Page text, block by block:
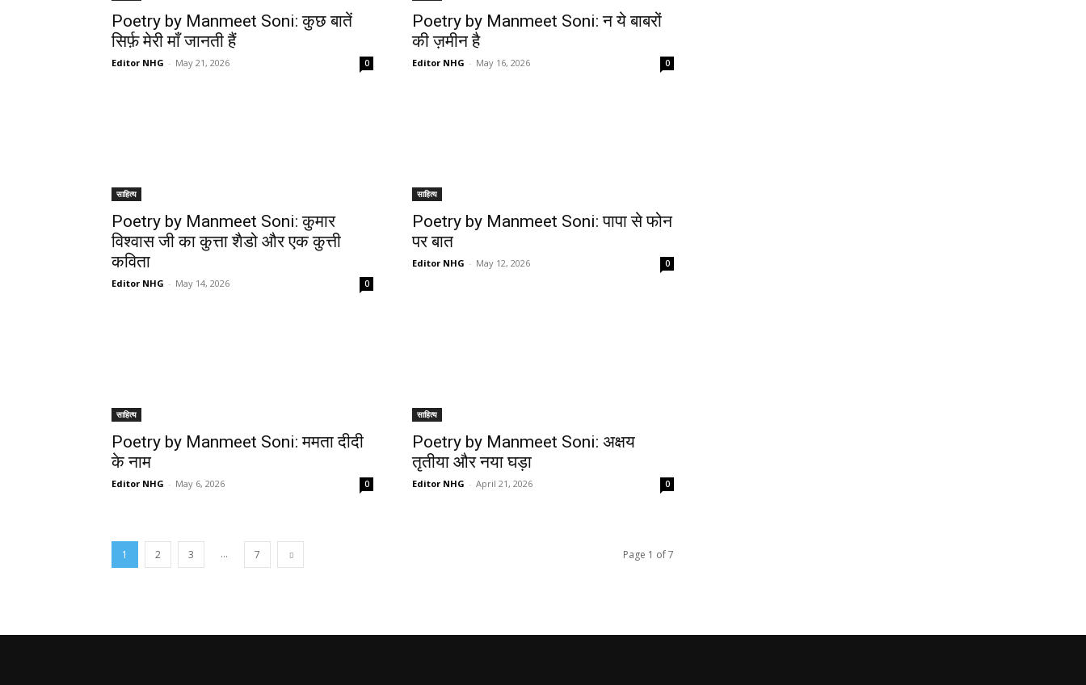
Poetry by Manmeet Soni: कुछ बातें
सिर्फ़ मेरी माँ जानती हैं
Editor NHG - May 21, 2026 0
Poetry by Manmeet Soni: न ये बाबरों
की ज़मीन है
Editor NHG - May 16, 2026 0
साहित्य
Poetry by Manmeet Soni: कुमार
विश्वास जी का कुत्ता शैडो और एक कुत्ती
कविता
Editor NHG - May 14, 2026 0
साहित्य
Poetry by Manmeet Soni: पापा से फोन
पर बात
Editor NHG - May 12, 2026 0
साहित्य
Poetry by Manmeet Soni: ममता दीदी
के नाम
Editor NHG - May 6, 2026 0
साहित्य
Poetry by Manmeet Soni: अक्षय
तृतीया और नया घड़ा
Editor NHG - April 21, 2026 0
1 2 3 ... 7 Page 1 of 7